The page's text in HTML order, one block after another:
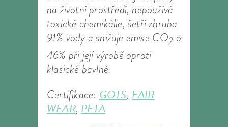
na životní prostředí, nepoužívá
toxické chemikálie, šetří zhruba
91% vody a snižuje emise CO2 o
46% při její výrobě oproti
klasické bavlně.
Certifikace: GOTS, FAIR
WEAR, PETA